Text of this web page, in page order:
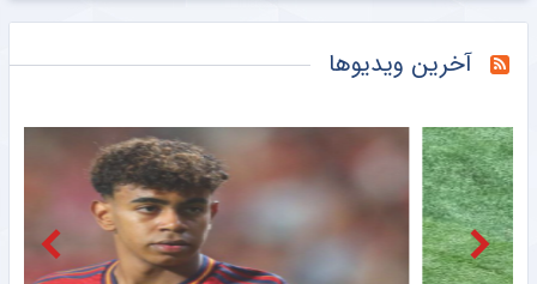
ورزشگاه آزادی یک سال دیگر هم نمی‌رسد؛ بچه‌ها متشکریم/ روزنامه خبرورزشی یکشنبه را ببینید
خبرگزاری مهر گزارش میدانی خبرنگار مهر از صد و شصت و یکمین حضور مردم آستانه
خبرگزاری مهر حماسه مردم زاهدان در صد و شصتمین شب دلدادگی
خبرگزاری مهر صد و شصت و یکمین شب تجمعات مردم کرج
آخرین ویدیوها